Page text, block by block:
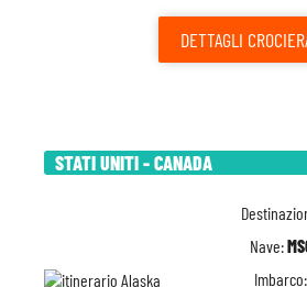
DETTAGLI
STATI UNITI - CANADA
Nave:
Imbarco: